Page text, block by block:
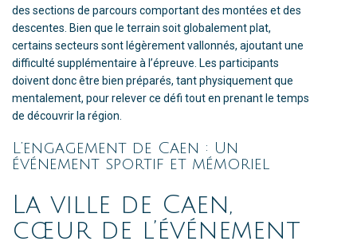
des sections de parcours comportant des montées et des
descentes. Bien que le terrain soit globalement plat,
certains secteurs sont légèrement vallonnés, ajoutant une
difficulté supplémentaire à l’épreuve. Les participants
doivent donc être bien préparés, tant physiquement que
mentalement, pour relever ce défi tout en prenant le temps
de découvrir la région.
L’engagement de Caen : Un
événement sportif et mémoriel
La ville de Caen,
cœur de l’événement